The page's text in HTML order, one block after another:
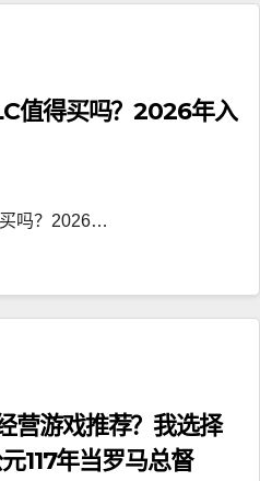
值得买吗？2026年入
买吗？2026…
营游戏推荐？我选择
117年当罗马总督